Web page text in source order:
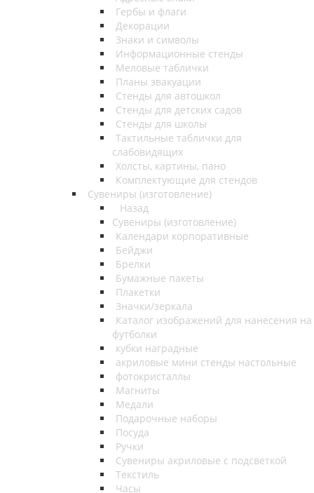
Гербы и флаги
Декорации
Знаки и символы
Информационные стенды
Меловые таблички
Планы эвакуации
Стенды для автошкол
Стенды для детских садов
Стенды для школы
Тактильные таблички для
слабовидящих
Холсты, картины, пано
Комплектующие для стендов
Сувениры (изготовление)
Назад
Сувениры (изготовление)
Календари корпоративные
Бейджи
Брелки
Бумажные пакеты
Плакетки
Значки/зеркала
Каталог изображений для нанесения на
футболки
кубки наградные
акриловые мини стенды настольные
фотокристаллы
Магниты
Медали
Подарочные наборы
Посуда
Ручки
Сувениры акриловые с подсветкой
Текстиль
Часы